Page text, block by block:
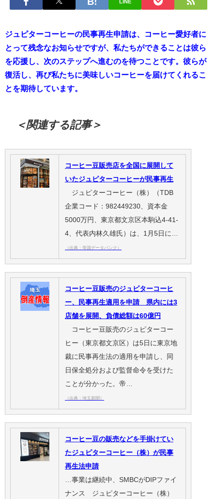
LINE
ジュピターコーヒーの民事再生申請は、コーヒー愛好者に
とって残念なお知らせですが、私たちができることは彼ら
を応援し、次のステップへ進むのを待つことです。彼らが
復活し、再び私たちに美味しいコーヒーを届けてくれるこ
とを期待しています。
＜関連する記事＞
コーヒー豆販売店を全国に展開して
いたジュピターコーヒーが民事再生
ジュピターコーヒー（株）（TDB
企業コード：982449230、資本金
5000万円、東京都文京区本駒込4-41-
4、代表内林久雄氏）は、1月5日に…
（出典：帝国データバンク）
コーヒー豆販売のジュピターコーヒ
ー、民事再生適用を申請 県内には3
店舗を展開、負債総額は60億円
コーヒー豆販売のジュピターコー
ヒー（東京都文京区）は5日に東京地
裁に民事再生法の適用を申請し、同
日保全処分および監督命令を受けた
ことが分かった。帝…
（出典：埼玉新聞）
コーヒー豆の販売などを手掛けてい
たジュピターコーヒー（株）が民事
再生法申請
…事業は継続中、SMBCがDIPファイ
ナンス ジュピターコーヒー（株）